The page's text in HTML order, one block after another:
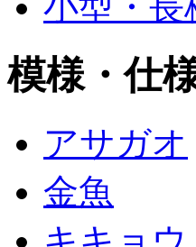
模様・仕
アサガオ
金魚